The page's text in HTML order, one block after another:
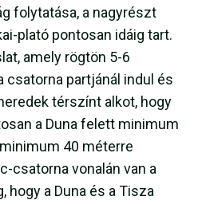
folytatása, a nagyrészt
plató pontosan idáig tart.
amely rögtön 5-6
csatorna partjánál indul és
térszínt alkot, hogy
a Duna felett minimum
40 méterre
csatorna vonalán van a
hogy a Duna és a Tisza